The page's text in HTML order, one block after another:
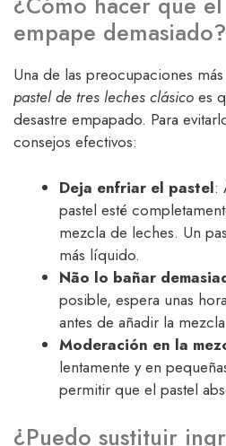
empape demasiado?
Una de las preocupaciones
pastel de tres leches clásico es
desastre empapado. Para
consejos efectivos:
Deja enfriar el pastel:
pastel esté
mezcla de leches. Un
más líquido.
Não lo bañar
posible, espera unas
antes de añadir la
Moderación en la
lentamente y en
permitir que el pastel
¿Puedo sustituir